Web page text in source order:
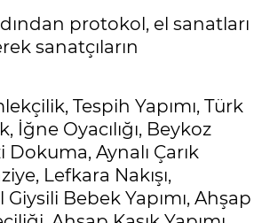
protokol, el sanatları
sanatçıların
Tespih Yapımı, Türk
Oyacılığı, Beykoz
Dokuma, Aynalı Çarık
Lefkara Nakışı,
Bebek Yapımı, Ahşap